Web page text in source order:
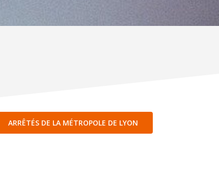
ARRÊTÉS DE LA MÉTROPOLE DE LYON